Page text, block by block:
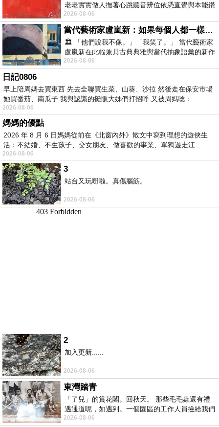
老老實實做人撫著心跳聽音辨位依憑直覺與本能鑽
向裂隙的亮處探索另一個心聲另一個共鳴的
2026-08-06
當代藝術家盧嵐新：如果每個人都一樣，這世界該有多無聊？
🏛️ 「他們說我不像。」「我笑了。」 當代藝術家
盧嵐新在此幅兼具古典典雅與當代抽象語彙的新作
中，以沈靜的藍色空間為背景，描繪了
2026-08-06
日記0806
早上陪周媽去買東西 先去全聯買生菜、山葵、沙拉 然後走在保安市場
她買番茄、南瓜子 我與認識的攤販大姊們打招呼 又被周媽唸：
2026-08-06
媽媽的優點
2026 年 8 月 6 日媽媽從前在《北窗內外》散文中寫到理想的遊俠生
活：不結婚、不生孩子、交女朋友、做喜歡的事業、單獨遊走江
湖⋯⋯，
2026-08-06
3
站台又玩嘢啦。真傷腦筋。
2026-08-06
2
加入更新......
2026-08-06
東灣踏青
「了兒」的賞花閣。回秋天。 那些毛毛蟲還有禮
遇通道呢，如遇到。一個園區的工作人員撿給我們
細賞。
2026-08-06